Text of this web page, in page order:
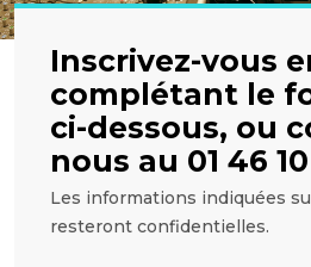
Inscrivez-vous
complétant le
ci-dessous, ou
nous au 01 46
Les informations indiquées
resteront confidentielles.